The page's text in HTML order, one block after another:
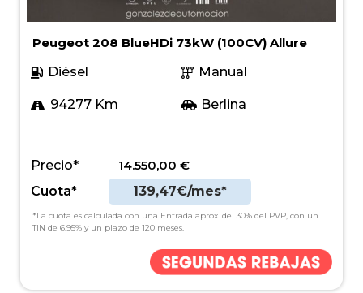
Peugeot 208 BlueHDi 73kW (100CV) Allure
Diésel
Manual
94277 Km Berlina
Precio* 14.550,00 €
Cuota*
139,47€/mes*
*La cuota es calculada con una Entrada aprox. del 30% del PVP, con un
TIN de 6.95% y un plazo de 120 meses.